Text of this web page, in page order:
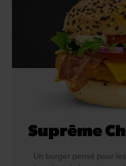
Suprême
Un burger pensé pour